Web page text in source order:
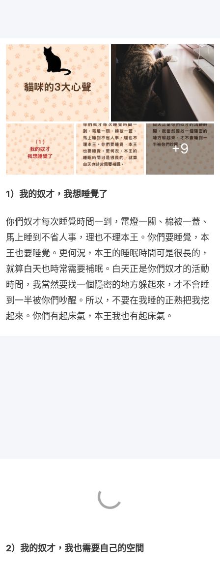
+9
1）我的奴才，我想睡覺了
你們奴才每次睡覺時間一到，電燈一關、棉被一蓋、
馬上睡到不省人事，理也不理本王。你們要睡覺，本
王也要睡覺。更何況，本王的睡眠時間可是很長的，
就算白天也時常需要補眠。白天正是你們奴才的活動
時間，我當然要找一個隱密的地方躲起來，才不會睡
到一半被你們吵醒。所以，不要在我睡的正熟把我挖
起來。你們有起床氣，本王我也有起床氣。
2）我的奴才，我也需要自己的空間